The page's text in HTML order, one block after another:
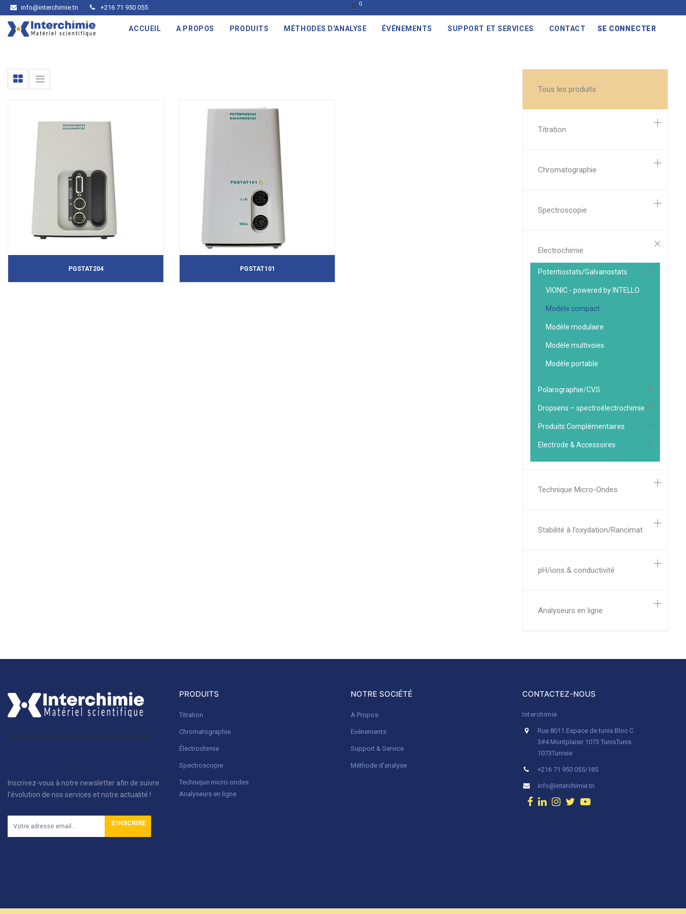
info@interchimie.tn +216 71 950 055 0
ACCUEIL A PROPOS PRODUITS MÉTHODES D'ANALYSE ÉVÉNEMENTS SUPPORT ET SERVICES CONTACT SE CONNECTER
Tous les produits
Titration
Chromatographie
Spectroscopie
Electrochimie
Potentiostats/Galvanostats
VIONIC - powered by INTELLO
Modèle compact
Modèle modulaire
Modèle multivoies
Modèle portable
Polarographie/CVS
Dropsens – spectroélectrochimie
Produits Complémentaires
Electrode & Accessoires
Technique Micro-Ondes
Stabilité à l’oxydation/Rancimat
pH/ions & conductivité
Analyseurs en ligne
PGSTAT204 PGSTAT101
Inscrivez-vous à notre newsletter afin de suivre
l'évolution de nos services et notre actualité !
S'INSCRIRE
PRODUITS
Titration
Chromatographie
Électrochimie
Spectroscopie
Technique micro-ondes
Analyseurs en ligne
NOTRE SOCIÉTÉ
A Propos
Evénements
Support & Service
Méthode d'analyse
CONTACTEZ-NOUS
Interchimie
Rue 8011 Espace de tunis Bloc C
3#4 Montplaisir 1073 TunisTunis
1073Tunisie
+216 71 950 055/185
info@interchimie.tn